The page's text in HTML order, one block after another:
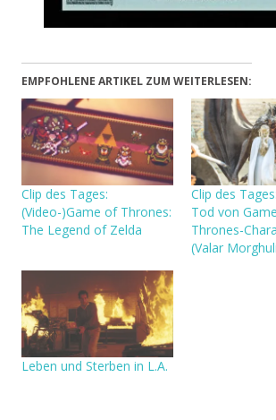
EMPFOHLENE ARTIKEL ZUM WEITERLESEN:
Clip des Tages:
(Video-)Game of Thrones:
The Legend of Zelda
Clip des
Tod von
Thrones-
(Valar
Leben und Sterben in L.A.